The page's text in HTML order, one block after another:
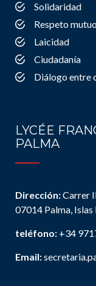
Solidaridad
Respeto
Laicidad
Ciudadanía
Diálogo entre
LYCÉE
PALMA
Dirección:Carrer
07014 Palma, Islas
teléfono: +34
Email: